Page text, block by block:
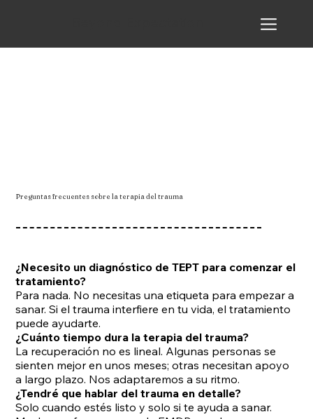
Preguntas frecuentes sobre la terapia del trauma
¿Necesito un diagnóstico de TEPT para comenzar el
tratamiento?
Para nada. No necesitas una etiqueta para empezar a
sanar. Si el trauma interfiere en tu vida, el tratamiento
puede ayudarte.
¿Cuánto tiempo dura la terapia del trauma?
La recuperación no es lineal. Algunas personas se
sienten mejor en unos meses; otras necesitan apoyo
a largo plazo. Nos adaptaremos a su ritmo.
¿Tendré que hablar del trauma en detalle?
Solo cuando estés listo y solo si te ayuda a sanar.